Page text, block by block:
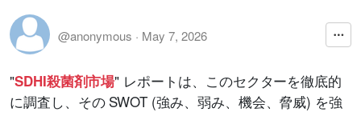
@anonymous · May 7, 2026
"SDHI殺菌剤市場" レポートは、このセクターを徹底的
に調査し、その SWOT (強み、弱み、機会、脅威) を強